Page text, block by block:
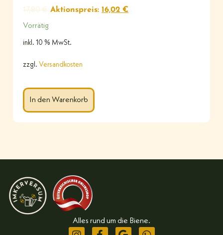
17,80€ Aktionspreis: 16,02 €
Vorrätig
inkl. 10 % MwSt.
zzgl. Versandkosten
In den Warenkorb
Alles rund um die Biene.